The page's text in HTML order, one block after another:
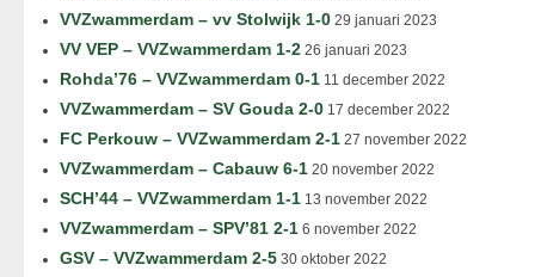
VVZwammerdam – vv Stolwijk 1-0 29 januari 2023
VV VEP – VVZwammerdam 1-2 26 januari 2023
Rohda’76 – VVZwammerdam 0-1 11 december 2022
VVZwammerdam – SV Gouda 2-0 17 december 2022
FC Perkouw – VVZwammerdam 2-1 27 november 2022
VVZwammerdam – Cabauw 6-1 20 november 2022
SCH’44 – VVZwammerdam 1-1 13 november 2022
VVZwammerdam – SPV’81 2-1 6 november 2022
GSV – VVZwammerdam 2-5 30 oktober 2022